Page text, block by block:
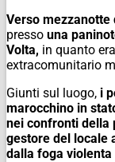
Verso mezzanotte
presso una
Volta, in quanto
extracomunitario
Giunti sul luogo, i
marocchino in
nei confronti della
gestore del locale
dalla foga violenta